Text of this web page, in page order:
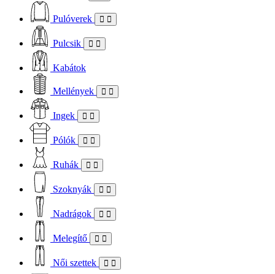
Pulóverek
Pulcsik
Kabátok
Mellények
Ingek
Pólók
Ruhák
Szoknyák
Nadrágok
Melegítő
Női szettek